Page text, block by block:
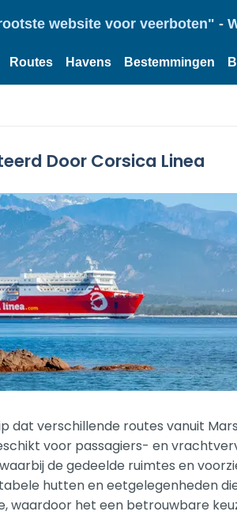
website voor veerboten" -
Routes Havens Bestemmingen
Door Corsica Linea
dat verschillende routes vanuit
voor passagiers- en
de gedeelde ruimtes en
hutten en eetgelegenheden
waardoor het een betrouwbare